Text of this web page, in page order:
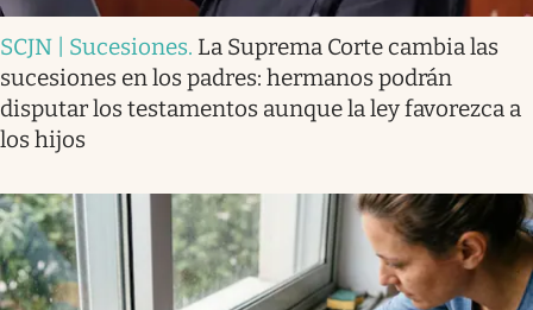
SCJN | Sucesiones. La Suprema Corte cambia las
sucesiones en los padres: hermanos podrán
disputar los testamentos aunque la ley favorezca a
los hijos